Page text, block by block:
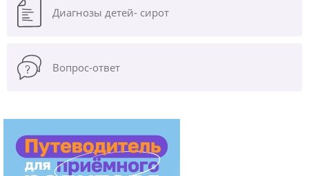
Диагнозы детей- сирот
Вопрос-ответ